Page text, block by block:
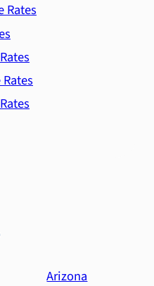
Rates
Arizona